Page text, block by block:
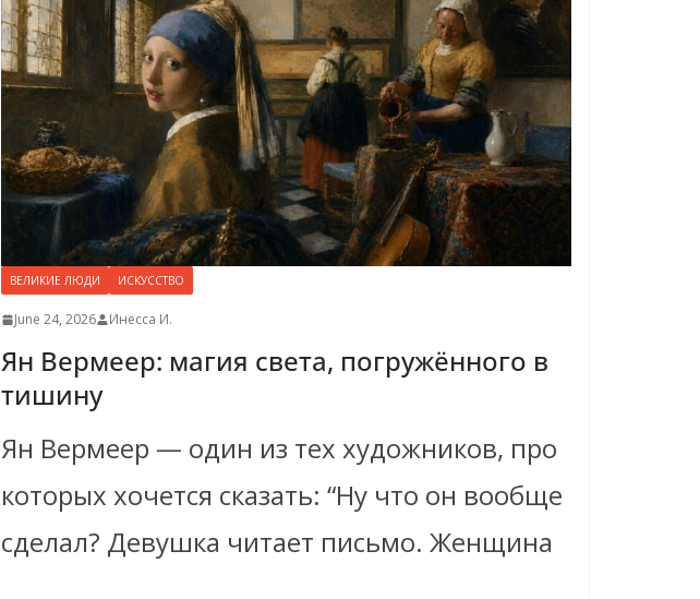
ВЕЛИКИЕ ЛЮДИ ИСКУССТВО
June 24, 2026 Инесса И.
Ян Вермеер: магия света, погружённого в
тишину
Ян Вермеер — один из тех художников, про
которых хочется сказать: “Ну что он вообще
сделал? Девушка читает письмо. Женщина